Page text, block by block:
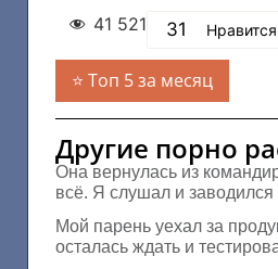
41 521 31 Нравится
Топ 5 за месяц
Другие порно
Она вернулась из
всё. Я слушал и заводился
Мой парень уехал за
осталась ждать и